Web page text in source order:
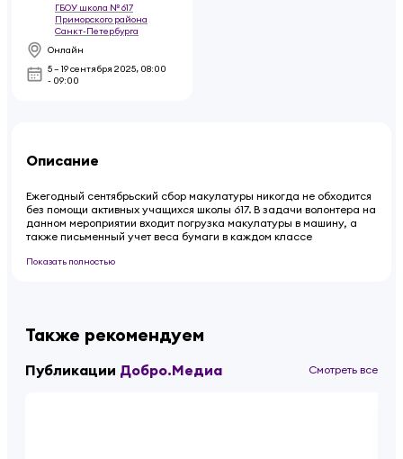
ГБОУ школа № 617
Приморского района
Санкт-Петербурга
Онлайн
5 – 19 сентября 2025, 08:00
- 09:00
Описание
Ежегодный сентябрьский сбор макулатуры никогда не обходится
без помощи активных учащихся школы 617. В задачи волонтера на
данном мероприятии входит погрузка макулатуры в машину, а
также письменный учет веса бумаги в каждом классе
Показать полностью
Также рекомендуем
Публикации Добро.Медиа Смотреть все